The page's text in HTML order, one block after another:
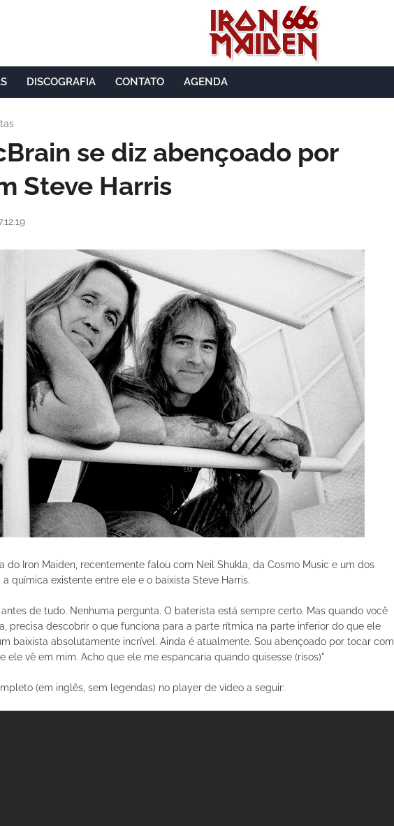
DISCOGRAFIA CONTATO AGENDA
se diz abençoado por
Steve Harris
do Iron Maiden, recentemente falou com Neil Shukla, da Cosmo Music e um dos
química existente entre ele e o baixista Steve Harris.
de tudo. Nenhuma pergunta. O baterista está sempre certo. Mas quando você
precisa descobrir o que funciona para a parte rítmica na parte inferior do que ele
baixista absolutamente incrível. Ainda é atualmente. Sou abençoado por tocar com
ele vê em mim. Acho que ele me espancaria quando quisesse (risos)"
(em inglês, sem legendas) no player de vídeo a seguir: